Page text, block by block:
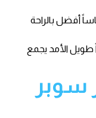
أفضل بالراحة
طويل الأمد يجمع
سوبر